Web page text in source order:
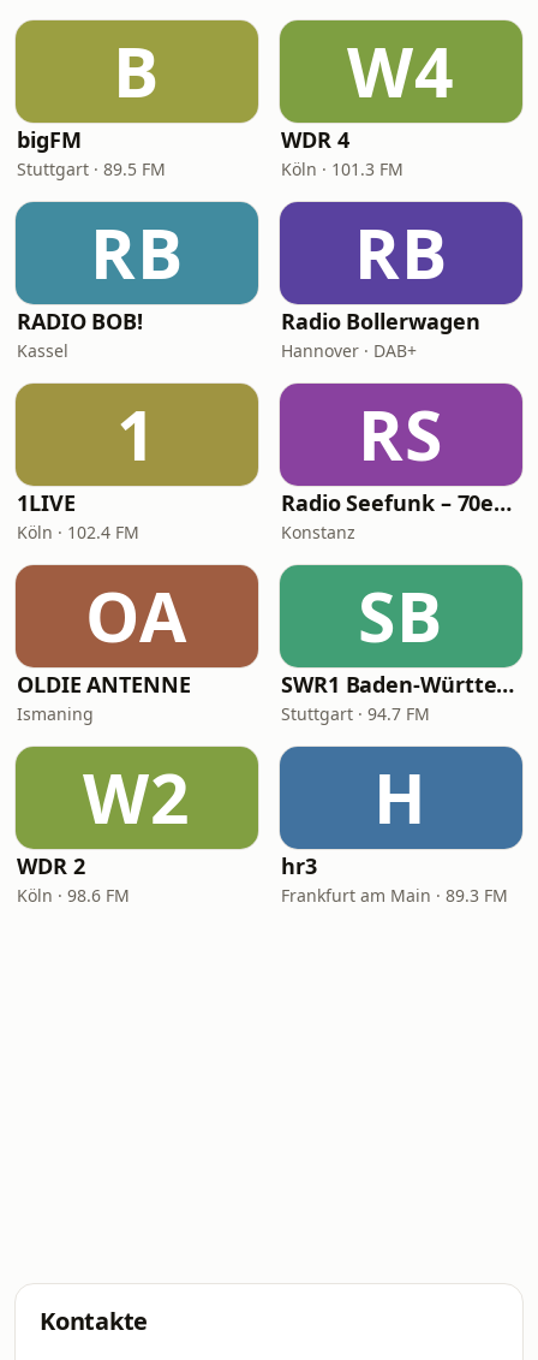
B
bigFM
Stuttgart · 89.5 FM
W4
WDR 4
Köln · 101.3 FM
RB
RADIO BOB!
Kassel
RB
Radio Bollerwagen
Hannover · DAB+
1
1LIVE
Köln · 102.4 FM
RS
Radio Seefunk – 70er pur
Konstanz
OA
OLDIE ANTENNE
Ismaning
SB
SWR1 Baden-Württemberg
Stuttgart · 94.7 FM
W2
WDR 2
Köln · 98.6 FM
H
hr3
Frankfurt am Main · 89.3 FM
Kontakte